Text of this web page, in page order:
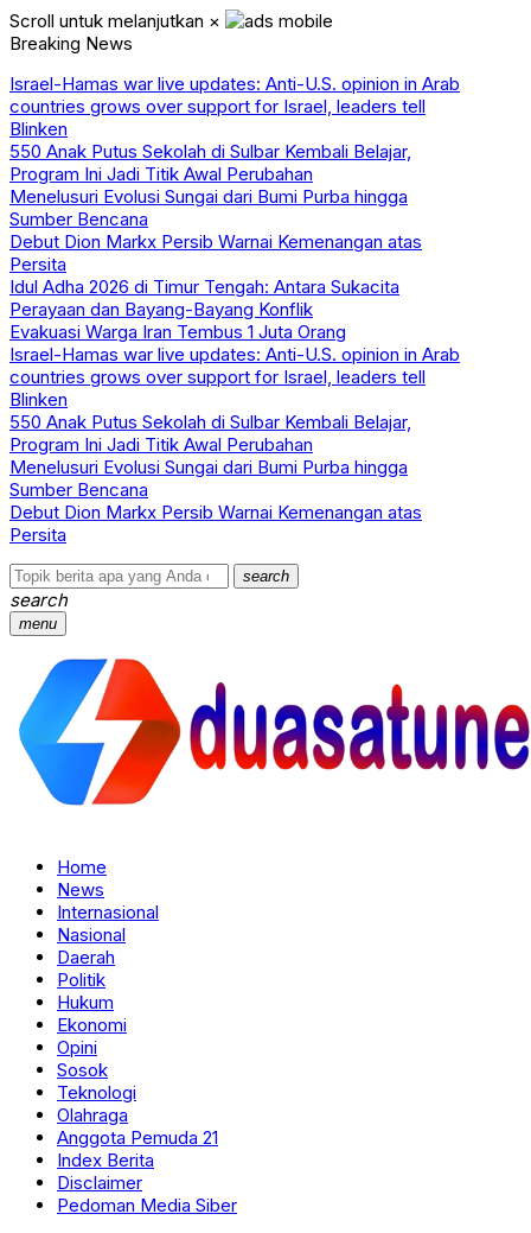
Scroll untuk melanjutkan ×
Breaking News
Israel-Hamas war live updates: Anti-U.S. opinion in Arab
countries grows over support for Israel, leaders tell
Blinken
550 Anak Putus Sekolah di Sulbar Kembali Belajar,
Program Ini Jadi Titik Awal Perubahan
Menelusuri Evolusi Sungai dari Bumi Purba hingga
Sumber Bencana
Debut Dion Markx Persib Warnai Kemenangan atas
Persita
Idul Adha 2026 di Timur Tengah: Antara Sukacita
Perayaan dan Bayang-Bayang Konflik
Evakuasi Warga Iran Tembus 1 Juta Orang
Israel-Hamas war live updates: Anti-U.S. opinion in Arab
countries grows over support for Israel, leaders tell
Blinken
550 Anak Putus Sekolah di Sulbar Kembali Belajar,
Program Ini Jadi Titik Awal Perubahan
Menelusuri Evolusi Sungai dari Bumi Purba hingga
Sumber Bencana
Debut Dion Markx Persib Warnai Kemenangan atas
Persita
search
search
menu
Home
News
Internasional
Nasional
Daerah
Politik
Hukum
Ekonomi
Opini
Sosok
Teknologi
Olahraga
Anggota Pemuda 21
Index Berita
Disclaimer
Pedoman Media Siber